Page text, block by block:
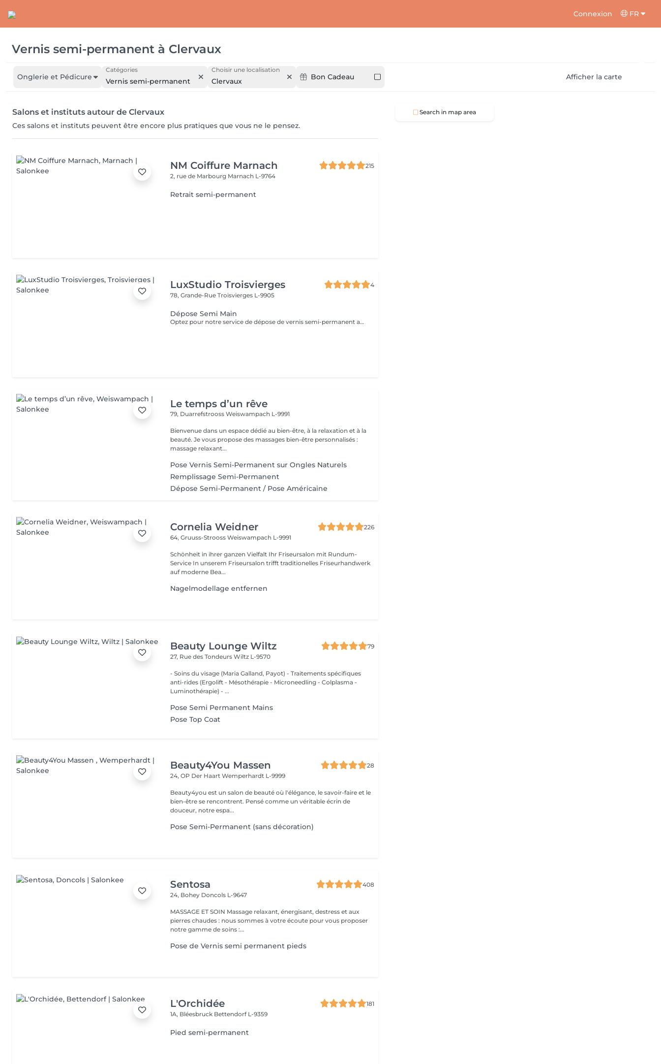
Connexion FR
Vernis semi-permanent à Clervaux
Onglerie et Pédicure
Catégories
Vernis semi-permanent
Choisir une localisation
Clervaux Bon Cadeau Afficher la carte
Salons et instituts autour de Clervaux
Ces salons et instituts peuvent être encore plus pratiques que vous ne le pensez.
NM Coiffure Marnach
215
2, rue de Marbourg Marnach L-9764
Retrait semi-permanent
LuxStudio Troisvierges
4
78, Grande-RueTroisvierges L-9905
Dépose Semi Main
Optez pour notre service de dépose de vernis semi-permanent avec 4 options adaptées à vos besoins : 1. Dépose simple : Retrait de l'ancien vernis semi-permanent.
Le temps d’un rêve
79, DuarrefstroossWeiswampach L-9991
Bienvenue dans un espace dédié au bien-être, à la relaxation et à la
beauté. Je vous propose des massages bien-être personnalisés :
massage relaxant...
Pose Vernis Semi-Permanent sur Ongles Naturels
Remplissage Semi-Permanent
Dépose Semi-Permanent / Pose Américaine
Cornelia Weidner
226
64, Gruuss-StroossWeiswampach L-9991
Schönheit in ihrer ganzen Vielfalt Ihr Friseursalon mit Rundum-
Service In unserem Friseursalon trifft traditionelles Friseurhandwerk
auf moderne Bea...
Nagelmodellage entfernen
Beauty Lounge Wiltz
79
27, Rue des TondeursWiltz L-9570
- Soins du visage (Maria Galland, Payot) - Traitements spécifiques
anti-rides (Ergolift - Mésothérapie - Microneedling - Colplasma -
Luminothérapie) - ...
Pose Semi Permanent Mains
Pose Top Coat
Beauty4You Massen
28
24, OP Der HaartWemperhardt L-9999
Beauty4you est un salon de beauté où l'élégance, le savoir-faire et le
bien-être se rencontrent. Pensé comme un véritable écrin de
douceur, notre espa...
Pose Semi-Permanent (sans décoration)
Sentosa
408
24, Bohey Doncols L-9647
MASSAGE ET SOIN Massage relaxant, énergisant, destress et aux
pierres chaudes : nous sommes à votre écoute pour vous proposer
notre gamme de soins :...
Pose de Vernis semi permanent pieds
L'Orchidée
181
1A, Bléesbruck Bettendorf L-9359
Pied semi-permanent
Search in map area